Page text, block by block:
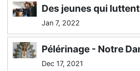
Des jeunes qui luttent
Jan 7, 2022
Pélérinage - Notre
Dec 17, 2021